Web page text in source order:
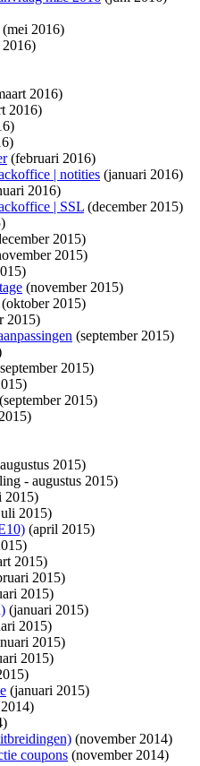
(mei 2016)
2016)
2016)
(februari 2016)
| notities (januari 2016)
2016)
| SSL (december 2015)
2015)
2015)
(november 2015)
(oktober 2015)
2015)
(september 2015)
2015)
(september 2015)
2015)
- augustus 2015)
2015)
2015)
(april 2015)
2015)
2015)
2015)
(januari 2015)
2015)
2015)
2015)
(januari 2015)
(november 2014)
coupons (november 2014)